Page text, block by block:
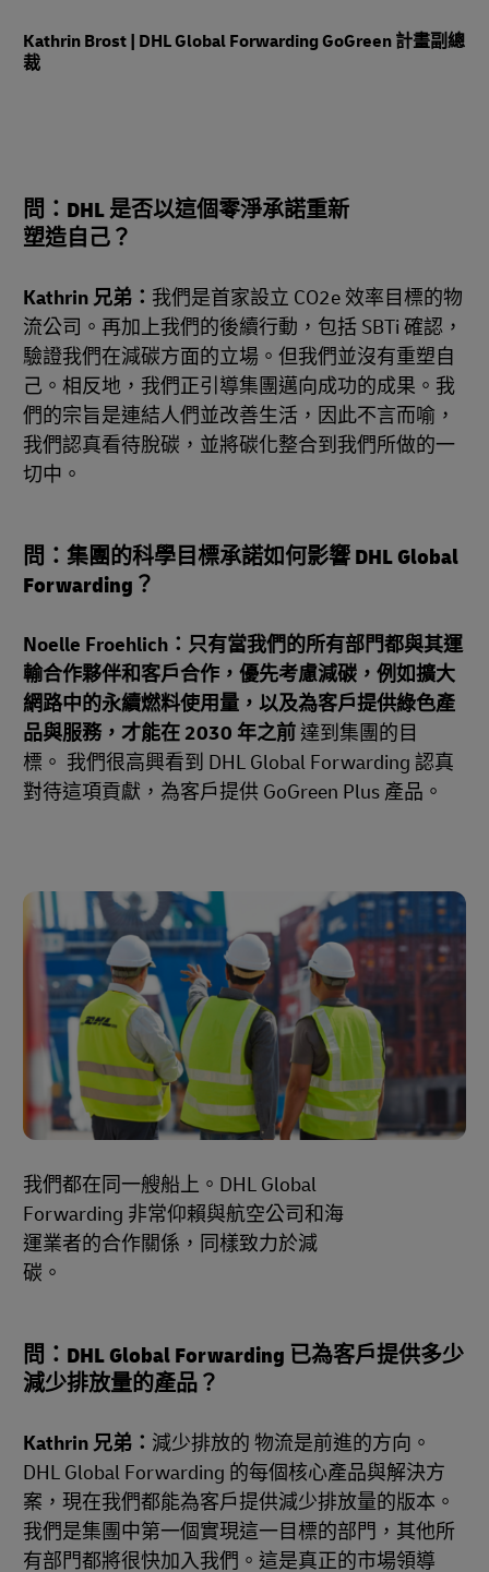
Kathrin Brost | DHL Global Forwarding GoGreen 計畫副總
裁
問：DHL 是否以這個零淨承諾重新
塑造自己？
Kathrin 兄弟： 我們是首家設立 CO2e 效率目標的物
流公司。再加上我們的後續行動，包括 SBTi 確認，
驗證我們在減碳方面的立場。但我們並沒有重塑自
己。相反地，我們正引導集團邁向成功的成果。我
們的宗旨是連結人們並改善生活，因此不言而喻，
我們認真看待脫碳，並將碳化整合到我們所做的一
切中。
問：集團的科學目標承諾如何影響 DHL Global
Forwarding？
Noelle Froehlich：只有當我們的所有部門都與其運
輸合作夥伴和客戶合作，優先考慮減碳，例如擴大
網路中的永續燃料使用量，以及為客戶提供綠色產
品與服務，才能在 2030 年之前達到集團的目
標。 我們很高興看到 DHL Global Forwarding 認真
對待這項貢獻，為客戶提供 GoGreen Plus 產品。
我們都在同一艘船上。DHL Global
Forwarding 非常仰賴與航空公司和海
運業者的合作關係，同樣致力於減
碳。
問：DHL Global Forwarding 已為客戶提供多少
減少排放量的產品？
Kathrin 兄弟： 減少排放的 物流是前進的方向。
DHL Global Forwarding 的每個核心產品與解決方
案，現在我們都能為客戶提供減少排放量的版本。
我們是集團中第一個實現這一目標的部門，其他所
有部門都將很快加入我們。這是真正的市場領導